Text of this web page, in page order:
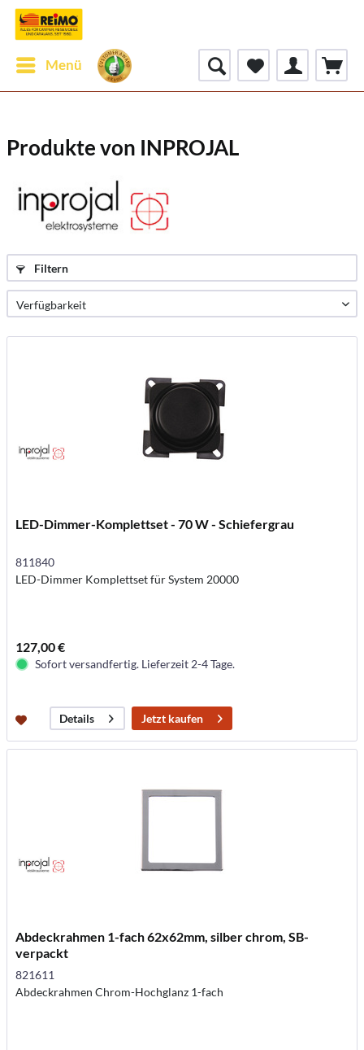
Menü
Produkte von INPROJAL
Filtern
LED-Dimmer-Komplettset - 70 W - Schiefergrau
811840
LED-Dimmer Komplettset für System 20000
127,00 €
Sofort versandfertig. Lieferzeit 2-4 Tage.
Details Jetzt kaufen
Abdeckrahmen 1-fach 62x62mm, silber chrom, SB-
verpackt
821611
Abdeckrahmen Chrom-Hochglanz 1-fach